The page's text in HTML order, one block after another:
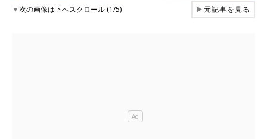
▼次の画像は下へスクロール (1/5) ▶元記事を見る